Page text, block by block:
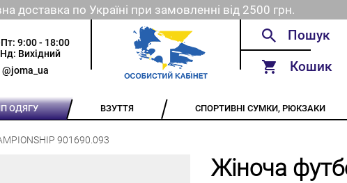
доставка по Україні при замовленні від 2500 грн.
9:00 - 18:00
Вихідний
@joma_ua
Кошик
ОДЯГУ ВЗУТТЯ СПОРТИВНІ СУМКИ, РЮКЗАКИ
901690.093
Жіноча